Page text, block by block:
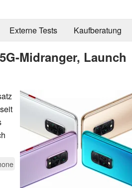
Externe Tests Kaufberatung
Midranger, Launch